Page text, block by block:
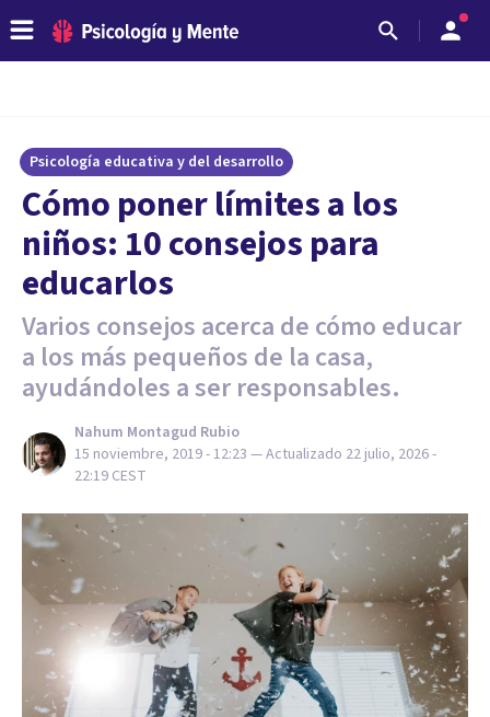
Psicología educativa y del desarrollo
Cómo poner límites a los
niños: 10 consejos para
educarlos
Varios consejos acerca de cómo educar
a los más pequeños de la casa,
ayudándoles a ser responsables.
Nahum Montagud Rubio
15 noviembre, 2019 - 12:23 — Actualizado 22 julio, 2026 -
22:19 CEST